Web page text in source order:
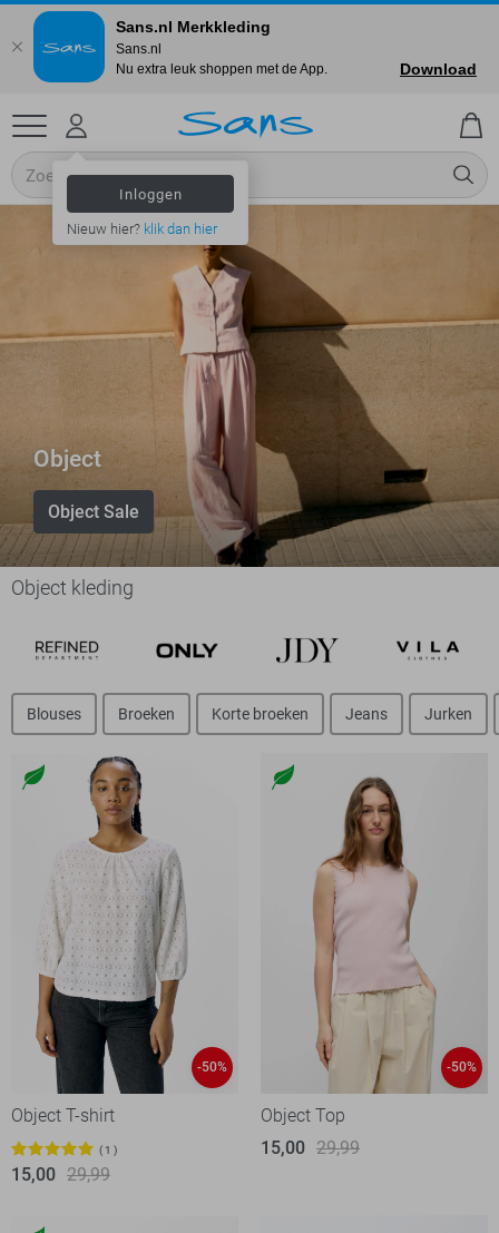
Inloggen
Nieuw hier? klik dan hier
Object
Object Sale
Object kleding
Blouses Broeken Korte broeken Jeans Jurken
-50%
Object T-shirt
1
15,00 29,99
-50%
Object Top
15,00 29,99
Sans.nl Merkkleding
Sans.nl
Nu extra leuk shoppen met de App.
Download